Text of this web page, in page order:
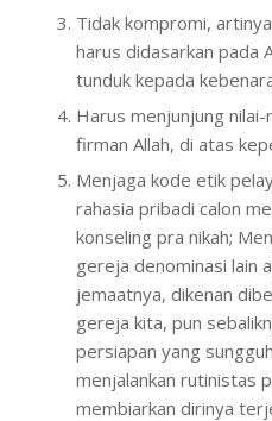
Tidak kompromi,
harus didasarkan pada
tunduk kepada
Harus menjunjung
firman Allah, di atas
Menjaga kode etik
rahasia pribadi calon
konseling pra nikah;
gereja denominasi lain
jemaatnya, dikenan
gereja kita, pun
persiapan yang
menjalankan rutinistas
membiarkan dirinya